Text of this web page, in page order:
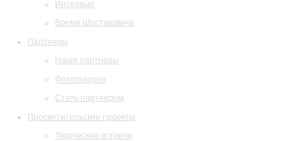
Интервью
Время Шостаковича
Партнеры
Наши партнеры
Фотогалерея
Стать партнером
Просветительские проекты
Творческие встречи